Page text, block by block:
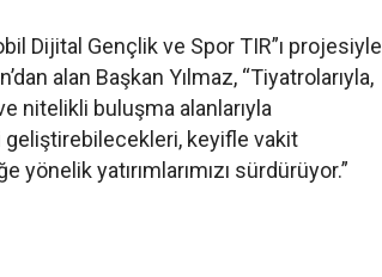
Dijital Gençlik ve Spor TIR”ı projesiyle
alan Başkan Yılmaz, “Tiyatrolarıyla,
nitelikli buluşma alanlarıyla
keyifle vakit
yatırımlarımızı sürdürüyor.”